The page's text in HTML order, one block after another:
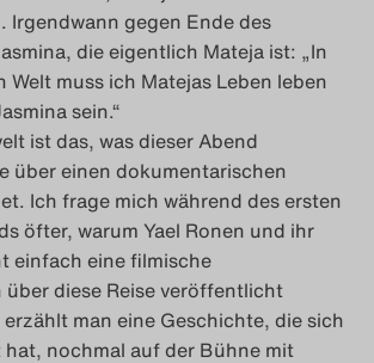
Irgendwann gegen Ende des
die eigentlich Mateja ist: „In
Welt muss ich Matejas Leben leben
sein.“
ist das, was dieser Abend
über einen dokumentarischen
Ich frage mich während des ersten
öfter, warum Yael Ronen und ihr
einfach eine filmische
diese Reise veröffentlicht
man eine Geschichte, die sich
hat, nochmal auf der Bühne mit